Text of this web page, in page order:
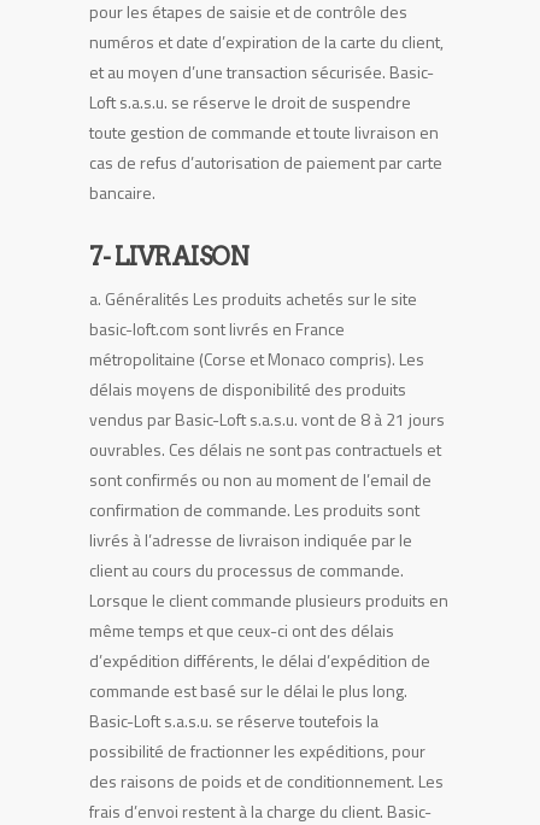
pour les étapes de saisie et de contrôle des
numéros et date d’expiration de la carte du client,
et au moyen d’une transaction sécurisée. Basic-
Loft s.a.s.u. se réserve le droit de suspendre
toute gestion de commande et toute livraison en
cas de refus d’autorisation de paiement par carte
bancaire.
7- LIVRAISON
a. Généralités Les produits achetés sur le site
basic-loft.com sont livrés en France
métropolitaine (Corse et Monaco compris). Les
délais moyens de disponibilité des produits
vendus par Basic-Loft s.a.s.u. vont de 8 à 21 jours
ouvrables. Ces délais ne sont pas contractuels et
sont confirmés ou non au moment de l’email de
confirmation de commande. Les produits sont
livrés à l’adresse de livraison indiquée par le
client au cours du processus de commande.
Lorsque le client commande plusieurs produits en
même temps et que ceux-ci ont des délais
d’expédition différents, le délai d’expédition de
commande est basé sur le délai le plus long.
Basic-Loft s.a.s.u. se réserve toutefois la
possibilité de fractionner les expéditions, pour
des raisons de poids et de conditionnement. Les
frais d’envoi restent à la charge du client. Basic-